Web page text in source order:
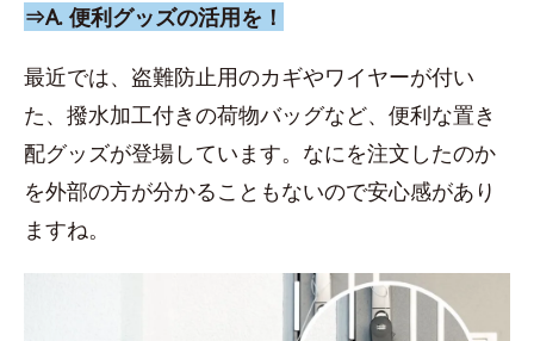
⇒A. 便利グッズの活用を！
最近では、盗難防止用のカギやワイヤーが付い
た、撥水加工付きの荷物バッグなど、便利な置き
配グッズが登場しています。なにを注文したのか
を外部の方が分かることもないので安心感があり
ますね。